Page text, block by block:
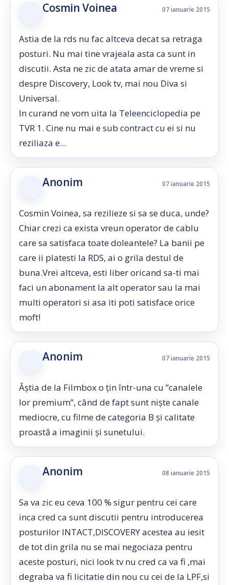
Cosmin Voinea 07 ianuarie 2015
Astia de la rds nu fac altceva decat sa retraga
posturi. Nu mai tine vrajeala asta ca sunt in
discutii. Asta ne zic de atata amar de vreme si
despre Discovery, Look tv, mai nou Diva si
Universal.
In curand ne vom uita la Teleenciclopedia pe
TVR 1. Cine nu mai e sub contract cu ei si nu
reziliaza e...
Anonim 07 ianuarie 2015
Cosmin Voinea, sa rezilieze si sa se duca, unde?
Chiar crezi ca exista vreun operator de cablu
care sa satisfaca toate doleantele? La banii pe
care ii platesti la RDS, ai o grila destul de
buna.Vrei altceva, esti liber oricand sa-ti mai
faci un abonament la alt operator sau la mai
multi operatori si asa iti poti satisface orice
moft!
Anonim 07 ianuarie 2015
Ăștia de la Filmbox o țin într-una cu ”canalele
lor premium”, când de fapt sunt niște canale
mediocre, cu filme de categoria B și calitate
proastă a imaginii și sunetului.
Anonim 08 ianuarie 2015
Sa va zic eu ceva 100 % sigur pentru cei care
inca cred ca sunt discutii pentru introducerea
posturilor INTACT,DISCOVERY acestea au iesit
de tot din grila nu se mai negociaza pentru
aceste posturi, nici look tv nu cred ca va fi ,mai
degraba va fi licitatie din nou cu cei de la LPF,si